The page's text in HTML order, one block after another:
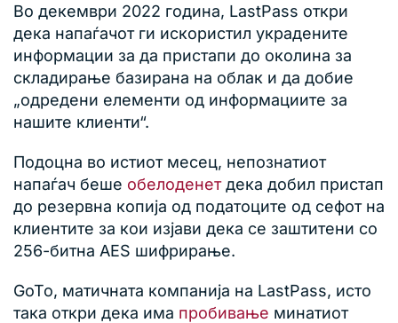
Во декември 2022 година, LastPass откри
дека напаѓачот ги искористил украдените
информации за да пристапи до околина за
складирање базирана на облак и да добие
„одредени елементи од информациите за
нашите клиенти“.
Подоцна во истиот месец, непознатиот
напаѓач беше обелоденетдека добил пристап
до резервна копија од податоците од сефот на
клиентите за кои изјави дека се заштитени со
256-битна AES шифрирање.
GoTo, матичната компанија на LastPass, исто
така откри дека има пробивање минатиот